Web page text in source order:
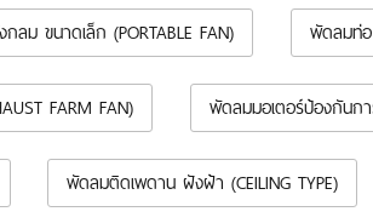
ม ขนาดเล็ก (PORTABLE FAN) พัดลมท่อ
FARM FAN) พัดลมมอเตอร์ป้องกันกา
พัดลมติดเพดาน ฝังฝ้า (CEILING TYPE)